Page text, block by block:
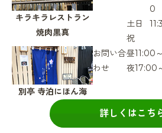
キラキラレストラン
焼肉黒真
0
土日
祝
別亭 寺泊にほん海
お問い合
わせ
昼11:00
夜17:00
詳しくはこち